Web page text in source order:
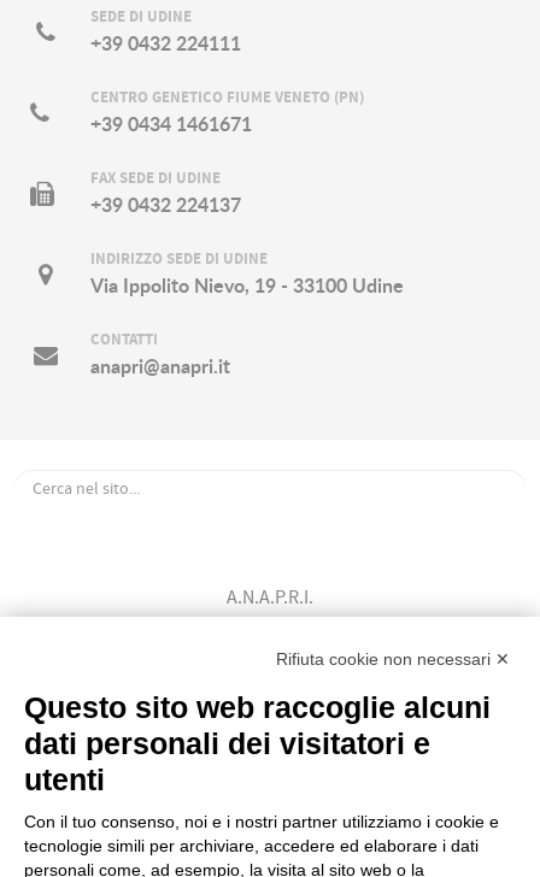
SEDE DI UDINE
+39 0432 224111
CENTRO GENETICO FIUME VENETO (PN)
+39 0434 1461671
FAX SEDE DI UDINE
+39 0432 224137
INDIRIZZO SEDE DI UDINE
Via Ippolito Nievo, 19 - 33100 Udine
CONTATTI
anapri@anapri.it
A.N.A.P.R.I.
Bovini di Razza Pezzata Rossa Italiana
Codice Fiscale: 80009310303
Rifiuta cookie non necessari ✕
Questo sito web raccoglie alcuni
dati personali dei visitatori e
utenti
Con il tuo consenso, noi e i nostri partner utilizziamo i cookie e
tecnologie simili per archiviare, accedere ed elaborare i dati
personali come, ad esempio, la visita al sito web o la